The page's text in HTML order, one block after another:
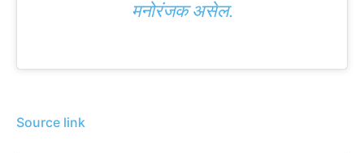
मनोरंजक असेल.
Source link